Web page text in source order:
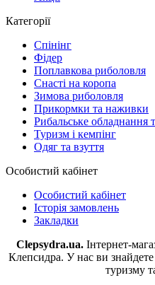
Категорії
Спінінг
Фідер
Поплавкова риболовля
Снасті на коропа
Зимова риболовля
Прикормки та наживки
Рибальське обладнання
Туризм і кемпінг
Одяг та взуття
Особистий кабінет
Особистий кабінет
Історія замовлень
Закладки
Clepsydra.ua. Інтернет-
Клепсидра. У нас ви
туризму